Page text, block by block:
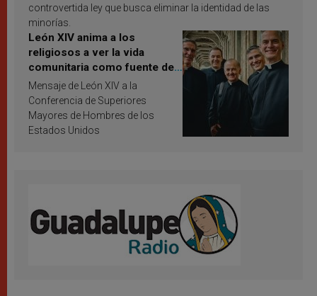
controvertida ley que busca eliminar la identidad de las
minorías.
León XIV anima a los
religiosos a ver la vida
comunitaria como fuente de
inspiración y santificación
Mensaje de León XIV a la
Conferencia de Superiores
Mayores de Hombres de los
Estados Unidos